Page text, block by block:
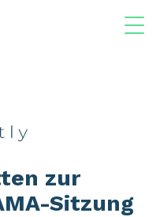
zur
Sitzung